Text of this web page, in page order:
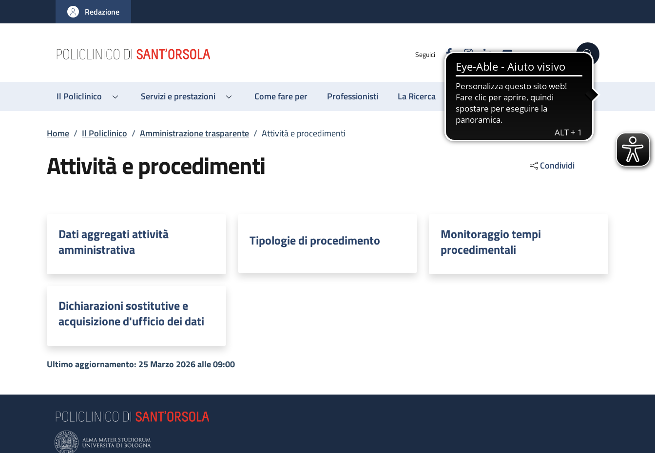
al contenuto principale
to footer content
Redazione
Seguici FacebookInstagram
LinkedinYouTube Cerca
Il Policlinico Servizi e prestazioni Come fare per Professionisti La Ricerca Sostienici
Briciole di pane
Home / Il Policlinico / Amministrazione trasparente / Attività e procedimenti
Attività e procedimenti Condividi
Dati aggregati attività
amministrativa
Tipologie di procedimento
Monitoraggio tempi
procedimentali
Dichiarazioni sostitutive e
acquisizione d'ufficio dei dati
Ultimo aggiornamento: 25 Marzo 2026 alle 09:00